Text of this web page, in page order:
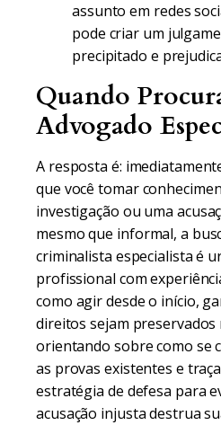
assunto em redes
pode criar um
precipitado e
Quando
Advogado
A resposta é:
que você tomar
investigação ou uma
mesmo que informal, a
criminalista especialista é
profissional com
como agir desde o início,
direitos sejam preservados
orientando sobre como se
as provas existentes e
estratégia de defesa para
acusação injusta destrua